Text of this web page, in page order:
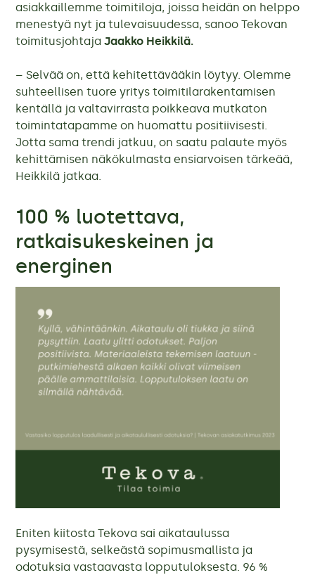
asiakkaillemme toimitiloja, joissa heidän on helppo
menestyä nyt ja tulevaisuudessa, sanoo Tekovan
toimitusjohtaja Jaakko Heikkilä.
– Selvää on, että kehitettävääkin löytyy. Olemme
suhteellisen tuore yritys toimitilarakentamisen
kentällä ja valtavirrasta poikkeava mutkaton
toimintatapamme on huomattu positiivisesti.
Jotta sama trendi jatkuu, on saatu palaute myös
kehittämisen näkökulmasta ensiarvoisen tärkeää,
Heikkilä jatkaa.
100 % luotettava,
ratkaisukeskeinen ja
energinen
Eniten kiitosta Tekova sai aikataulussa
pysymisestä, selkeästä sopimusmallista ja
odotuksia vastaavasta lopputuloksesta. 96 %